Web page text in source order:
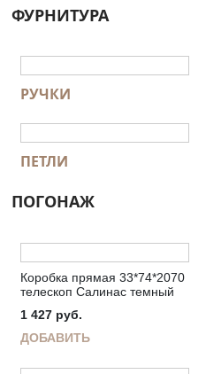
ФУРНИТУРА
РУЧКИ
ПЕТЛИ
ПОГОНАЖ
Коробка прямая 33*74*2070
телескоп Салинас темный
1 427 руб.
ДОБАВИТЬ